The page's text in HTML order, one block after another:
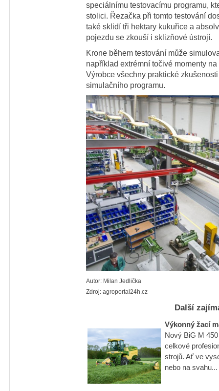
speciálnímu testovacímu programu,
stolici. Řezačka při tomto testování
také sklidí tři hektary kukuřice a
pojezdu se zkouší i sklizňové ústrojí.
Krone během testování může
například extrémní točivé momenty
Výrobce všechny praktické
simulačního programu.
Autor: Milan Jedlička
Zdroj: agroportal24h.cz
Další
Výkonný žací
Nový BiG M
celkové
strojů. Ať ve
nebo na svahu...